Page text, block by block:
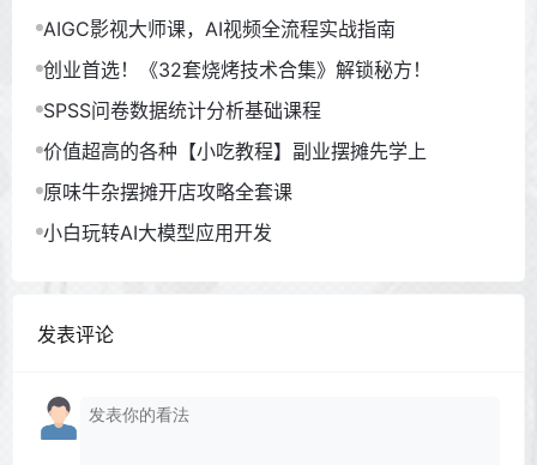
AIGC影视大师课，AI视频全流程实战指南
创业首选！《32套烧烤技术合集》解锁秘方！
SPSS问卷数据统计分析基础课程
价值超高的各种【小吃教程】副业摆摊先学上
原味牛杂摆摊开店攻略全套课
小白玩转AI大模型应用开发
发表评论